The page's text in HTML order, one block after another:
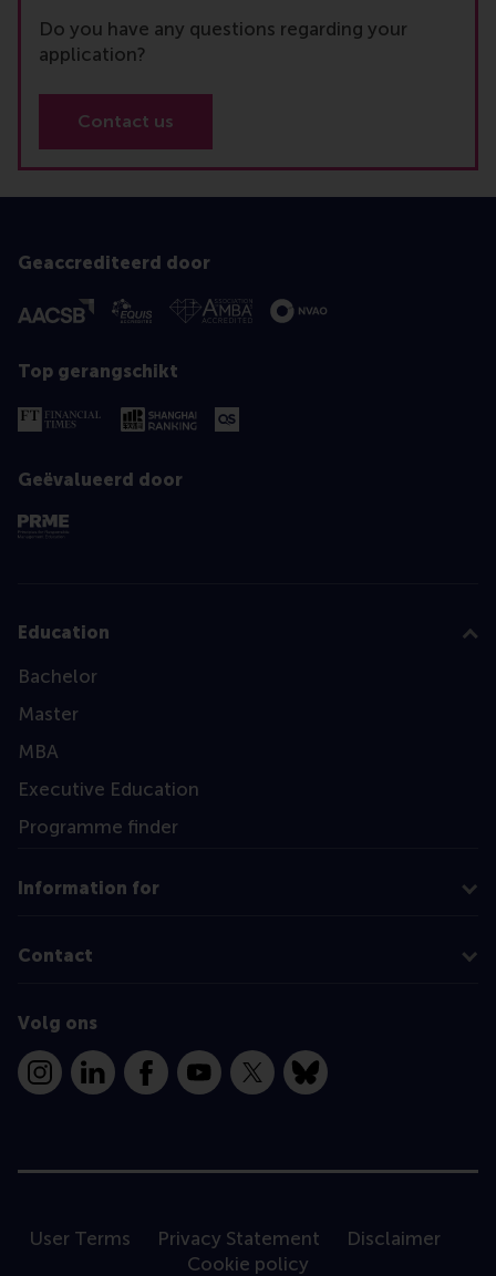
Do you have any questions regarding your
application?
Contact us
Geaccrediteerd door
Top gerangschikt
Geëvalueerd door
Education
Bachelor
Master
MBA
Executive Education
Programme finder
Information for
Contact
Volg ons
InstagramLinkedInFacebookYouTube
X Bluesky
User Terms Privacy Statement
Disclaimer
Cookie policy